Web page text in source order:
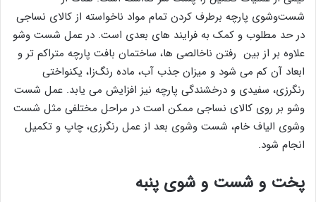
شست‌وشوی پارچه برطرف کردن تمام مواد ناخواسته از کالای نساجی
در حد مطلوب و کمک به فرایند های بعدی است. در عمل شست وشو
علاوه بر از بین رفتن ناخالصی ها، ساختمان بافت پارچه متراکم تر و
ابعاد آن کم می شود و میزان جذب آب، ماده رنگ‌زا، یکنواختی
رنگرزی، سفیدی و درخشندگی پارچه نیز افزایش می یابد. عمل شست
وشو بر روی کالای نساجی ممکن است در مراحل مختلفی مثل شست
وشوی الیاف خام، شست وشوی بعد از عمل رنگرزی، چاپ و تکمیل
انجام شود.
پخت و شست و شوی پنبه